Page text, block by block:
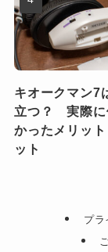
キオークマン7
立つ？ 実際に
かったメリット
ット
プラ